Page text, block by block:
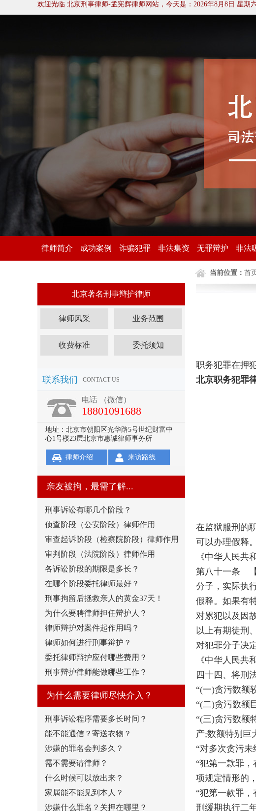
欢迎光临 北京刑事律师-孟宪辉律师网站 ，今天是：2026年8月8日 星期
律师简介 成功案例 诈骗犯罪 非法集资 无罪辩护 非法
当前位置： 首页
职务犯罪在押
北京职务犯罪
在监狱服刑的
可以办理假释。
《中华人民共
第八十一条 【
分子，实际执
假释。如果有
对累犯以及因
以上有期徒刑
对犯罪分子决
《中华人民共
四十四、将刑
“(一)贪污数额
“(二)贪污数额
“(三)贪污数额
产;数额特别巨
“对多次贪污未
“犯第一款罪
项规定情形的
“犯第一款罪
刑缓期执行二
北京著名刑事辩护律师
律师风采 业务范围
收费标准 委托须知
联系我们 CONTACT US
电话 （微信）
18801091688
地址：北京市朝阳区光华路5号世纪财富中
心1号楼23层北京市惠诚律师事务所
律师介绍 来访路线
亲友被拘，最需了解...
刑事诉讼有哪几个阶段？
侦查阶段（公安阶段）律师作用
审查起诉阶段（检察院阶段）律师作用
审判阶段（法院阶段）律师作用
各诉讼阶段的期限是多长？
在哪个阶段委托律师最好？
刑事拘留后拯救亲人的黄金37天！
为什么要聘律师担任辩护人？
律师辩护对案件起作用吗？
律师如何进行刑事辩护？
委托律师辩护应付哪些费用？
刑事辩护律师能做哪些工作？
为什么需要律师尽快介入？
刑事诉讼程序需要多长时间？
能不能通信？寄送衣物？
涉嫌的罪名会判多久？
需不需要请律师？
什么时候可以放出来？
家属能不能见到本人？
涉嫌什么罪名？关押在哪里？